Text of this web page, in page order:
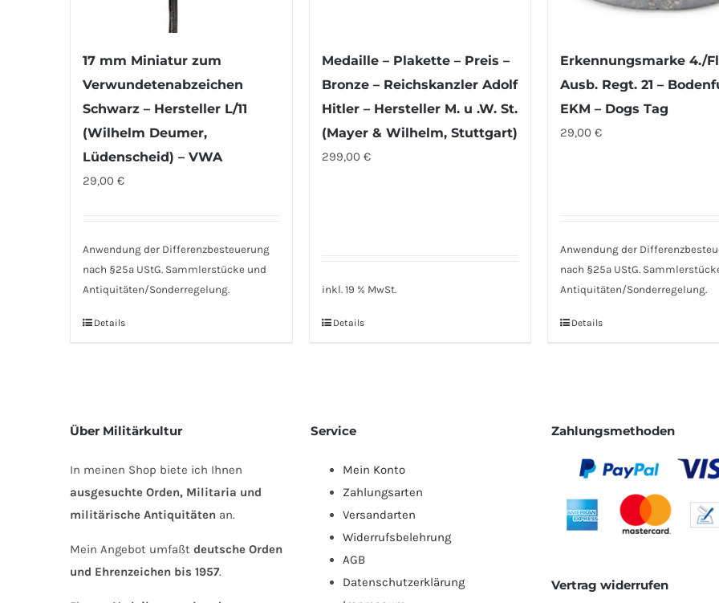
17 mm Miniatur zum
Verwundetenabzeichen
Schwarz – Hersteller L/11
(Wilhelm Deumer,
Lüdenscheid) – VWA
29,00 €
Anwendung der Differenzbesteuerung
nach §25a UStG. Sammlerstücke und
Antiquitäten/Sonderregelung.
Details
Medaille – Plakette – Preis –
Bronze – Reichskanzler Adolf
Hitler – Hersteller M. u .W. St.
(Mayer & Wilhelm, Stuttgart)
299,00 €
inkl. 19 % MwSt.
Details
Erkennungsmarke 4./
Ausb. Regt. 21 –
EKM – Dogs Tag
29,00 €
Anwendung der
nach §25a UStG.
Antiquitäten/Sonderregelung.
Details
Über Militärkultur
In meinen Shop biete ich Ihnen
ausgesuchte Orden, Militaria und
militärische Antiquitäten an.
Mein Angebot umfaßt deutsche Orden
und Ehrenzeichen bis 1957.
Service
Mein Konto
Zahlungsarten
Versandarten
Widerrufsbelehrung
AGB
Datenschutzerklärung
Zahlungsmethoden
Vertrag widerrufen